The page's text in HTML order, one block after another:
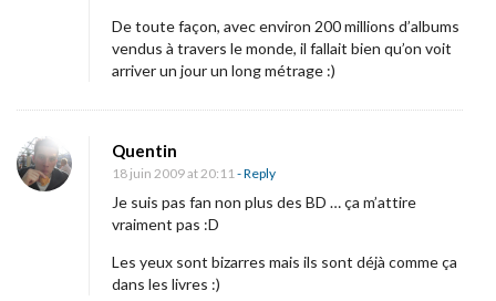
d
e
B
b
t
De toute façon, avec environ 200 millions d’albums
vendus à travers le monde, il fallait bien qu’on voit
arriver un jour un long métrage :)
Quentin
18 juin 2009 at 20:11- Reply
Je suis pas fan non plus des BD … ça m’attire
vraiment pas :D
Les yeux sont bizarres mais ils sont déjà comme ça
dans les livres :)